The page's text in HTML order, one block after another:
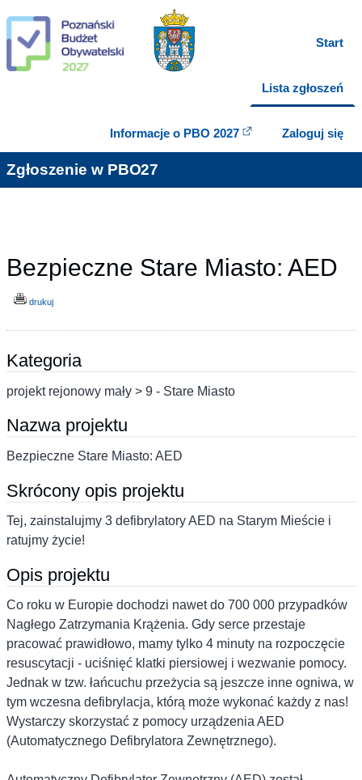
Start
Lista zgłoszeń
Informacje o PBO 2027 Zaloguj się
Zgłoszenie w PBO27
Bezpieczne Stare Miasto: AED
drukuj
Kategoria
projekt rejonowy mały > 9 - Stare Miasto
Nazwa projektu
Bezpieczne Stare Miasto: AED
Skrócony opis projektu
Tej, zainstalujmy 3 defibrylatory AED na Starym Mieście i
ratujmy życie!
Opis projektu
Co roku w Europie dochodzi nawet do 700 000 przypadków
Nagłego Zatrzymania Krążenia. Gdy serce przestaje
pracować prawidłowo, mamy tylko 4 minuty na rozpoczęcie
resuscytacji - uciśnięć klatki piersiowej i wezwanie pomocy.
Jednak w tzw. łańcuchu przeżycia są jeszcze inne ogniwa, w
tym wczesna defibrylacja, którą może wykonać każdy z nas!
Wystarczy skorzystać z pomocy urządzenia AED
(Automatycznego Defibrylatora Zewnętrznego).